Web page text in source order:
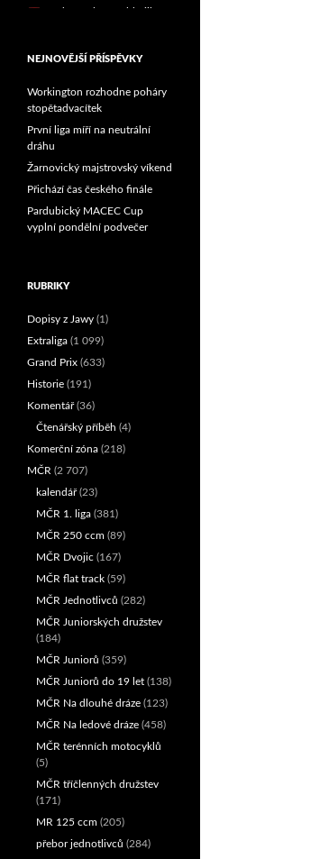
NEJNOVĚJŠÍ PŘÍSPĚVKY
Workington rozhodne poháry
stopětadvacítek
První liga míří na neutrální
dráhu
Žarnovický majstrovský víkend
Přichází čas českého finále
Pardubický MACEC Cup
vyplní pondělní podvečer
RUBRIKY
Dopisy z Jawy (1)
Extraliga (1 099)
Grand Prix (633)
Historie (191)
Komentář(36)
Čtenářský příběh (4)
Komerční zóna (218)
MČR (2 707)
kalendář(23)
MČR 1. liga (381)
MČR 250 ccm (89)
MČR Dvojic (167)
MČR flat track (59)
MČR Jednotlivců (282)
MČR Juniorských družstev
(184)
MČR Juniorů (359)
MČR Juniorů do 19 let (138)
MČR Na dlouhé dráze (123)
MČR Na ledové dráze (458)
MČR terénních motocyklů
(5)
MČR tříčlenných družstev
(171)
MR 125 ccm (205)
přebor jednotlivců (284)